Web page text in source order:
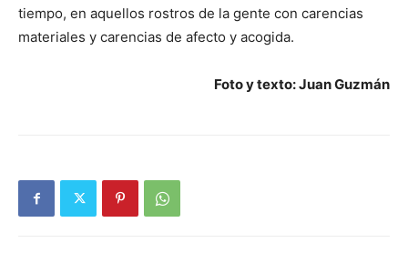
tiempo, en aquellos rostros de la gente con carencias
materiales y carencias de afecto y acogida.
Foto y texto: Juan Guzmán